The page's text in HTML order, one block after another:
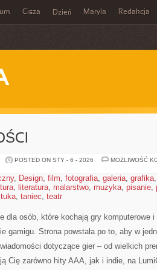
Cisza Dzień Maryla Redakcja
POSTED ON STY - 6 - 2026
MOŻLIWOŚĆ
, Design, film, fotografia, galeria, grafika
, literatura, malarstwo, muzyka, pisanie,
, taniec, teatr
dla osób, które kochają gry komputerowe
gamigu. Strona powstała po to, aby w
dotyczące gier – od wielkich
Cię zarówno hity AAA, jak i indie, na